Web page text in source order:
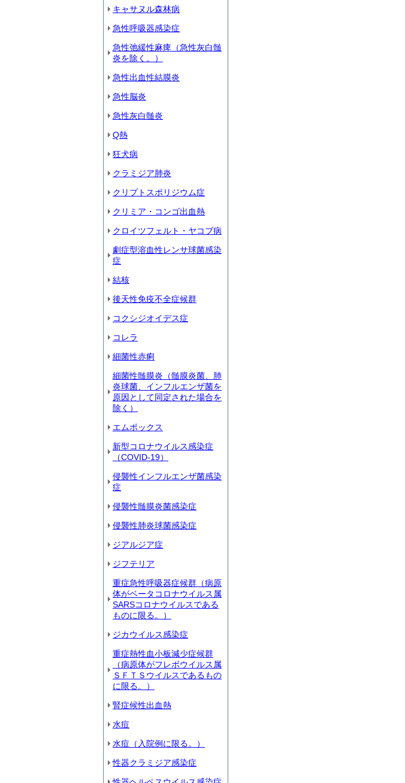
キャサヌル森林病
急性呼吸器感染症
急性弛緩性麻痺（急性灰白髄
炎を除く。）
急性出血性結膜炎
急性脳炎
急性灰白髄炎
Q熱
狂犬病
クラミジア肺炎
クリプトスポリジウム症
クリミア・コンゴ出血熱
クロイツフェルト・ヤコブ病
劇症型溶血性レンサ球菌感染
症
結核
後天性免疫不全症候群
コクシジオイデス症
コレラ
細菌性赤痢
細菌性髄膜炎（髄膜炎菌、肺
炎球菌、インフルエンザ菌を
原因として同定された場合を
除く）
エムポックス
新型コロナウイルス感染症
（COVID‐19）
侵襲性インフルエンザ菌感染
症
侵襲性髄膜炎菌感染症
侵襲性肺炎球菌感染症
ジアルジア症
ジフテリア
重症急性呼吸器症候群（病原
体がベータコロナウイルス属
SARSコロナウイルスである
ものに限る。）
ジカウイルス感染症
重症熱性血小板減少症候群
（病原体がフレボウイルス属
ＳＦＴＳウイルスであるもの
に限る。）
腎症候性出血熱
水痘
水痘（入院例に限る。）
性器クラミジア感染症